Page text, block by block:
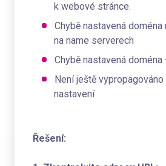
k webové stránce.
Chybě nastavená doména
na name serverech
Chybě nastavená
Není ještě vypropagováno
nastavení
Řešení: